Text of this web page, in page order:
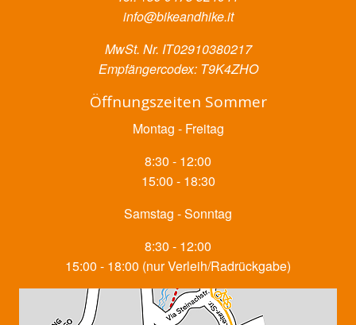
info@bikeandhike.it
MwSt. Nr. IT02910380217
Empfängercodex: T9K4ZHO
Öffnungszeiten Sommer
Montag - Freitag
8:30 - 12:00
15:00 - 18:30
Samstag - Sonntag
8:30 - 12:00
15:00 - 18:00 (nur Verleih/Radrückgabe)